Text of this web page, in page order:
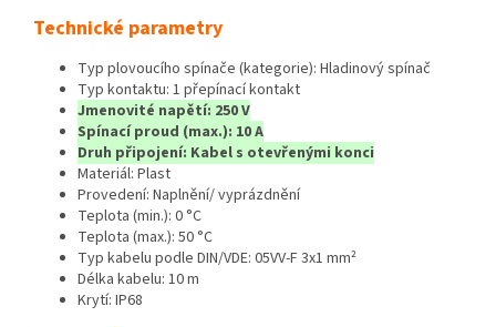
Technické parametry
Typ plovoucího spínače (kategorie): Hladinový spínač
Typ kontaktu: 1 přepínací kontakt
Jmenovité napětí: 250 V
Spínací proud (max.): 10 A
Druh připojení: Kabel s otevřenými konci
Materiál: Plast
Provedení: Naplnění/ vyprázdnění
Teplota (min.): 0 °C
Teplota (max.): 50 °C
Typ kabelu podle DIN/VDE: 05VV-F 3x1 mm²
Délka kabelu: 10 m
Krytí: IP68